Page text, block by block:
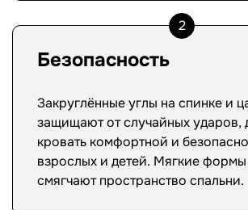
2
Безопасность
Закруглённые углы на спинке и
защищают от случайных ударов,
кровать комфортной и
взрослых и детей. Мягкие формы
смягчают пространство спальни.